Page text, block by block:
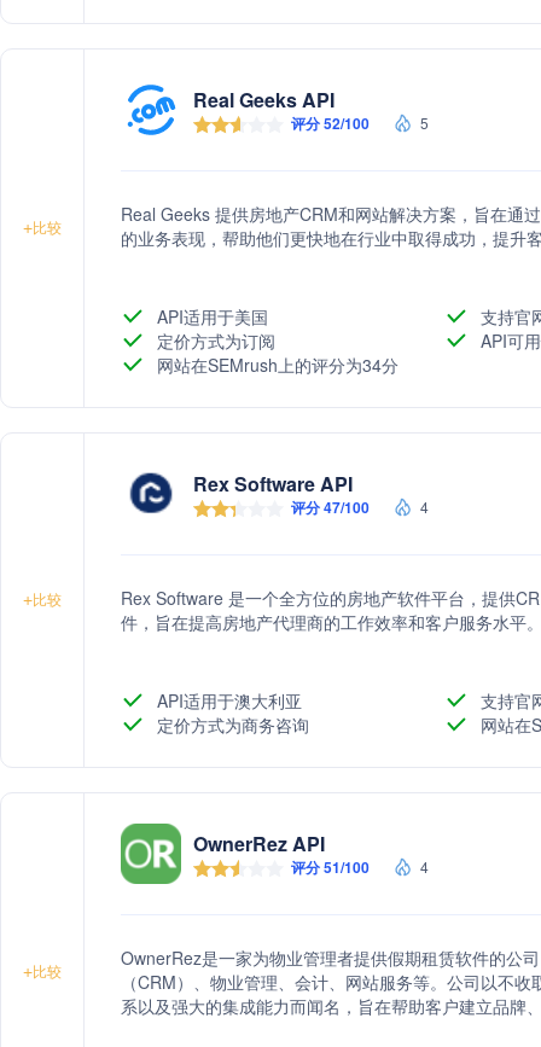
+比较
Real Geeks API
评分 52/100 5
Real Geeks 提供房地产CRM和网站解决方案，旨在通
的业务表现，帮助他们更快地在行业中取得成功，提升
API适用于美国
支持官
定价方式为订阅
API可
网站在SEMrush上的评分为34分
+比较
Rex Software API
评分 47/100 4
Rex Software 是一个全方位的房地产软件平台，提供
件，旨在提高房地产代理商的工作效率和客户服务水平
API适用于澳大利亚
支持官
定价方式为商务咨询
网站在
+比较
OwnerRez API
评分 51/100 4
OwnerRez是一家为物业管理者提供假期租赁软件的公
（CRM）、物业管理、会计、网站服务等。公司以不
系以及强大的集成能力而闻名，旨在帮助客户建立品牌